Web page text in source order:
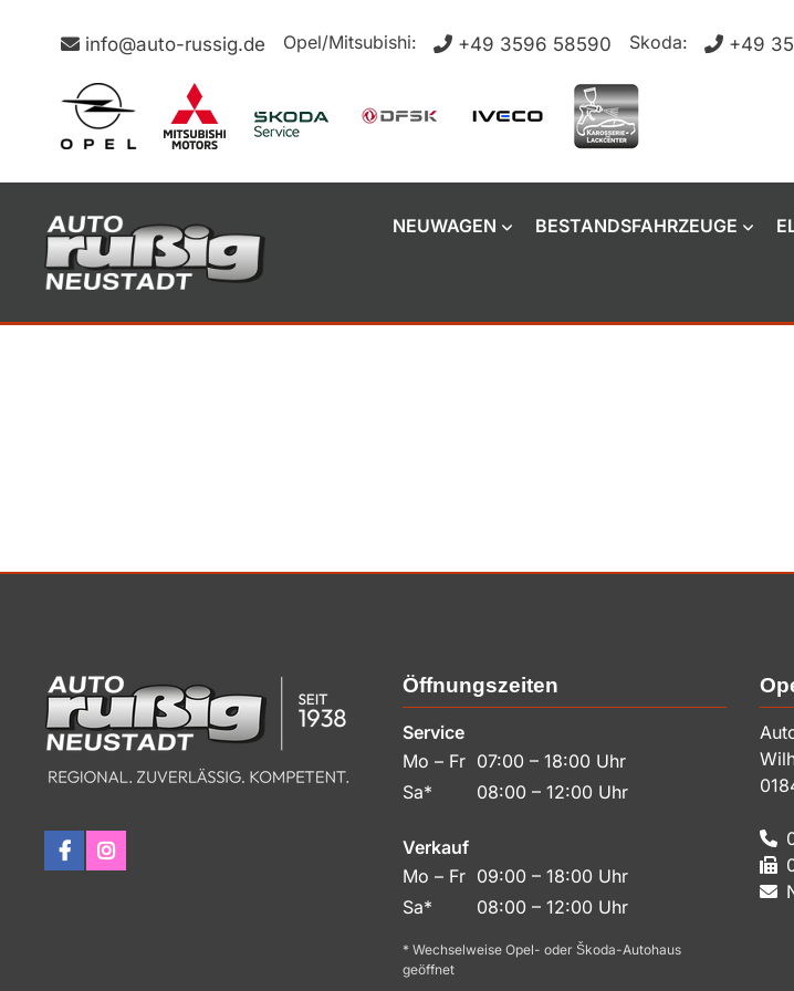
info@auto-russig.de Opel/Mitsubishi: +49 3596 58590 Skoda: +49
NEUWAGEN BESTANDSFAHRZEUGE
Öffnungszeiten
Service
Mo – Fr 07:00 – 18:00 Uhr
Sa*
08:00 – 12:00 Uhr
Verkauf
Mo – Fr 09:00 – 18:00 Uhr
Sa*
08:00 – 12:00 Uhr
* Wechselweise Opel- oder Škoda-Autohaus
geöffnet